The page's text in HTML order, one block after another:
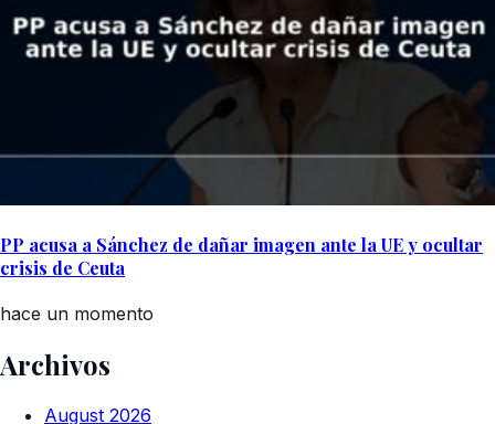
PP acusa a Sánchez de dañar imagen ante la UE y ocultar
crisis de Ceuta
hace un momento
Archivos
August 2026